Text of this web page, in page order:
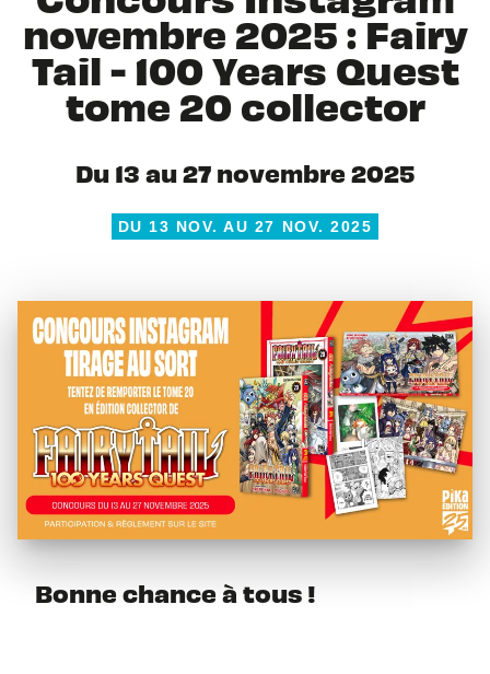
novembre 2025 : Fairy
Tail - 100 Years Quest
tome 20 collector
Du 13 au 27 novembre 2025
DU 13 NOV. AU 27 NOV. 2025
Bonne chance à tous !